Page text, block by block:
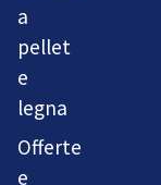
a
pellet
e
legna
Offerte
e